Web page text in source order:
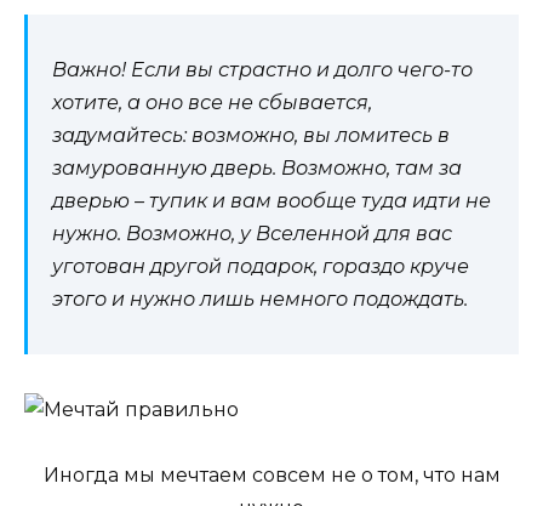
Важно! Если вы страстно и долго чего-то
хотите, а оно все не сбывается,
задумайтесь: возможно, вы ломитесь в
замурованную дверь. Возможно, там за
дверью – тупик и вам вообще туда идти не
нужно. Возможно, у Вселенной для вас
уготован другой подарок, гораздо круче
этого и нужно лишь немного подождать.
Иногда мы мечтаем совсем не о том, что нам